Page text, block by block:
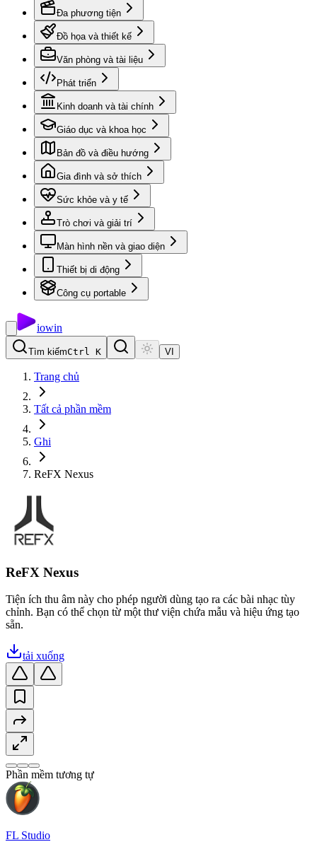
Đa phương tiện
Đồ họa và thiết kế
Văn phòng và tài liệu
Phát triển
Kinh doanh và tài chính
Giáo dục và khoa học
Bản đồ và điều hướng
Gia đình và sở thích
Sức khỏe và y tế
Trò chơi và giải trí
Màn hình nền và giao diện
Thiết bị di động
Công cụ portable
iowin
Tìm kiếmCtrl K VI
Trang chủ
Tất cả phần mềm
Ghi
ReFX Nexus
ReFX Nexus
Tiện ích thu âm này cho phép người dùng tạo ra các bài nhạc tùy
chỉnh. Bạn có thể chọn từ một thư viện chứa mẫu và hiệu ứng tạo
sẵn.
tải xuống
Phần mềm tương tự
FL Studio